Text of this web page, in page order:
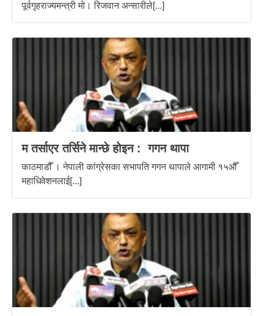
पूर्वगृहराज्यमन्त्री मो। रिजवान अन्सारीले[...]
म तर्साएर तर्सिने मान्छे होइन : गगन थापा
काठमाडौँ । नेपाली कांग्रेसका सभापति गगन थापाले आगामी १५औँ
महाधिवेशनलाई[...]